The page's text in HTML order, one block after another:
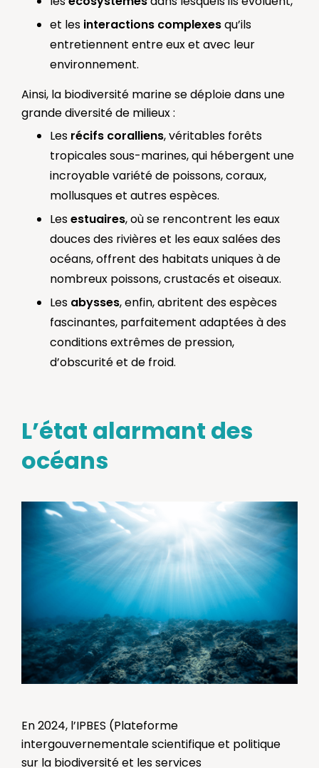
et les interactions complexesqu’ils
entretiennent entre eux et avec leur
environnement.
Ainsi, la biodiversité marine se déploie dans une
grande diversité de milieux :
Les récifs coralliens, véritables forêts
tropicales sous-marines, qui hébergent une
incroyable variété de poissons, coraux,
mollusques et autres espèces.
Lesestuaires, où se rencontrent les eaux
douces des rivières et les eaux salées des
océans, offrent des habitats uniques à de
nombreux poissons, crustacés et oiseaux.
Les abysses, enfin, abritent des espèces
fascinantes, parfaitement adaptées à des
conditions extrêmes de pression,
d’obscurité et de froid.
L’état alarmant des
océans
En 2024, l’IPBES (Plateforme
intergouvernementale scientifique et politique
sur la biodiversité et les services